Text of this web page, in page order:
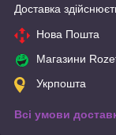
Доставка
Нова Пошта
Магазини
Укрпошта
Всі умови